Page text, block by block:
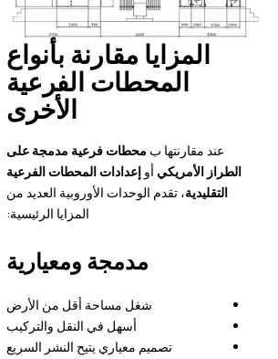
المزايا مقارنة بأنواع
المحطات الفرعية
الأخرى
عند مقارنتها بمحطات فرعية مدمجة على
الطراز الأمريكيأوإعدادات المحطات الفرعية
التقليدية، تقدم الوحدات الأوروبية العديد من
المزايا الرئيسية:
مدمجة ومعيارية
شغل مساحة أقل من الأرض
أسهل في النقل والتركيب
تصميم معياري يتيح النشر السريع